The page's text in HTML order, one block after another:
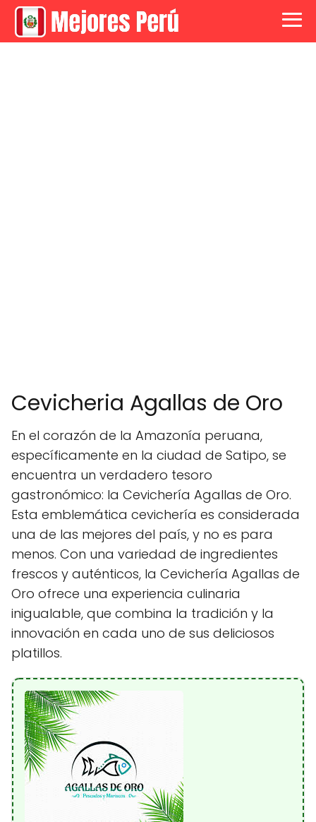
Cevicheria Agallas de Oro
En el corazón de la Amazonía peruana,
específicamente en la ciudad de Satipo, se
encuentra un verdadero tesoro
gastronómico: la Cevichería Agallas de Oro.
Esta emblemática cevichería es considerada
una de las mejores del país, y no es para
menos. Con una variedad de ingredientes
frescos y auténticos, la Cevichería Agallas de
Oro ofrece una experiencia culinaria
inigualable, que combina la tradición y la
innovación en cada uno de sus deliciosos
platillos.